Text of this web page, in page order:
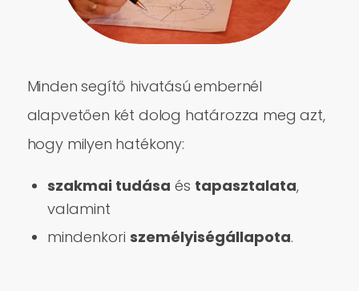
Minden segítő hivatású embernél
alapvetően két dolog határozza meg azt,
hogy milyen hatékony:
szakmai tudása és tapasztalata,
valamint
mindenkori személyiségállapota.